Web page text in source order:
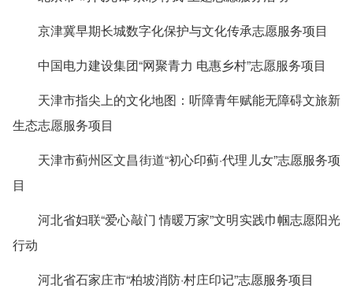
京津冀早期长城数字化保护与文化传承志愿服务项目
中国电力建设集团“网聚青力 电惠乡村”志愿服务项目
天津市指尖上的文化地图：听障青年赋能无障碍文旅新
生态志愿服务项目
天津市蓟州区文昌街道“初心印蓟·代理儿女”志愿服务项
目
河北省妇联“爱心敲门 情暖万家”文明实践巾帼志愿阳光
行动
河北省石家庄市“柏坡消防·村庄印记”志愿服务项目